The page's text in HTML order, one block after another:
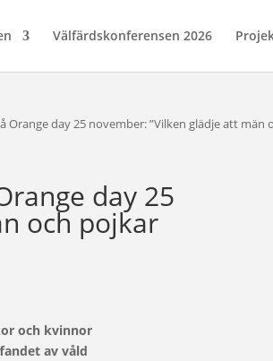
Välfärdskonferensen 2026
Orange day 25 november: ”Vilken glädje att män
day 25
och pojkar
och kvinnor
av våld